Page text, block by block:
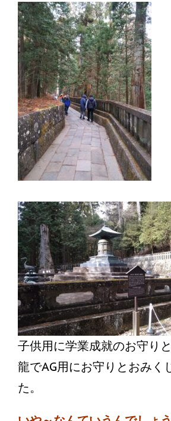
子供用に学業成就のお守り
龍でAG用にお守りとおみく
た。